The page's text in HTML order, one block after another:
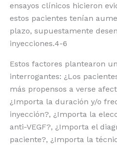
ensayos clínicos hicieron
estos pacientes tenían
plazo, supuestamente
inyecciones.4-6
Estos factores plantearon
interrogantes: ¿Los
más propensos a verse
¿Importa la duración y/o
inyección?, ¿Importa la
anti-VEGF?, ¿Importa el
paciente?, ¿Importa la